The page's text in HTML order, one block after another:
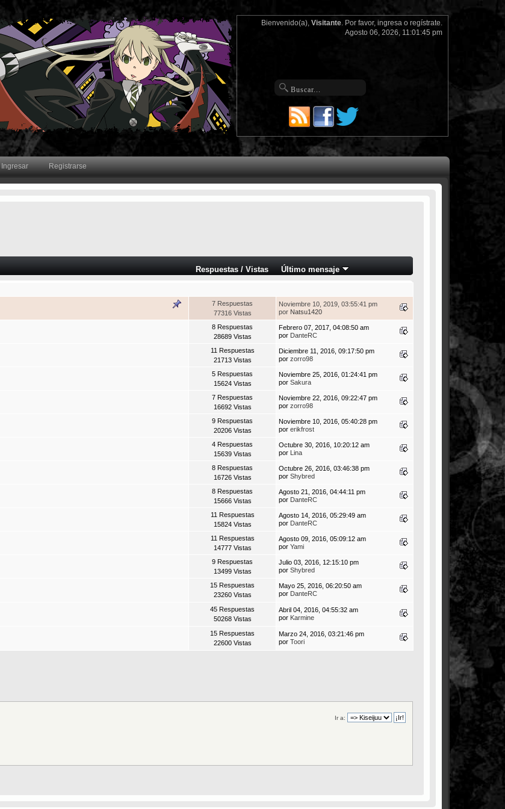
Bienvenido(a), Visitante. Por favor, ingresao regístrate.
Agosto 06, 2026, 11:01:45 pm
Ingresar Registrarse
Respuestas / Vistas Último mensaje
7 Respuestas
77316 Vistas
Noviembre 10, 2019, 03:55:41 pm
por Natsu1420
8 Respuestas
28689 Vistas
Febrero 07, 2017, 04:08:50 am
por DanteRC
11 Respuestas
21713 Vistas
Diciembre 11, 2016, 09:17:50 pm
por zorro98
5 Respuestas
15624 Vistas
Noviembre 25, 2016, 01:24:41 pm
por Sakura
7 Respuestas
16692 Vistas
Noviembre 22, 2016, 09:22:47 pm
por zorro98
9 Respuestas
20206 Vistas
Noviembre 10, 2016, 05:40:28 pm
por erikfrost
4 Respuestas
15639 Vistas
Octubre 30, 2016, 10:20:12 am
por Lina
8 Respuestas
16726 Vistas
Octubre 26, 2016, 03:46:38 pm
por Shybred
8 Respuestas
15666 Vistas
Agosto 21, 2016, 04:44:11 pm
por DanteRC
11 Respuestas
15824 Vistas
Agosto 14, 2016, 05:29:49 am
por DanteRC
11 Respuestas
14777 Vistas
Agosto 09, 2016, 05:09:12 am
por Yami
9 Respuestas
13499 Vistas
Julio 03, 2016, 12:15:10 pm
por Shybred
15 Respuestas
23260 Vistas
Mayo 25, 2016, 06:20:50 am
por DanteRC
45 Respuestas
50268 Vistas
Abril 04, 2016, 04:55:32 am
por Karmine
15 Respuestas
22600 Vistas
Marzo 24, 2016, 03:21:46 pm
por Toori
Ir a: